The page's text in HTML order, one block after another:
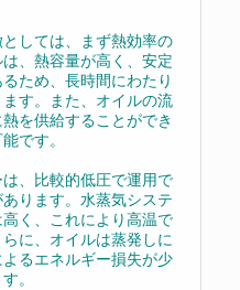
しては、まず熱効率の
、熱容量が高く、安定
ため、長時間にわたり
す。また、オイルの流
を供給することができ
です。
、比較的低圧で運用で
ります。水蒸気システ
く、これにより高温で
に、オイルは蒸発しに
るエネルギー損失が少
。